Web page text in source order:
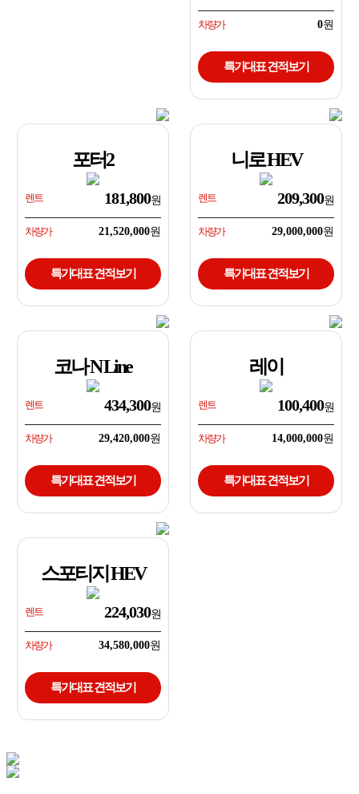
차량가 0
특가대표 견적보기
포터2
렌트 181,800
차량가 21,520,000
특가대표 견적보기
니로 HEV
렌트 209,300
차량가 29,000,000
특가대표 견적보기
코나 N Line
렌트 434,300
차량가 29,420,000
특가대표 견적보기
레이
렌트 100,400
차량가 14,000,000
특가대표 견적보기
스포티지 HEV
렌트 224,030
차량가 34,580,000
특가대표 견적보기